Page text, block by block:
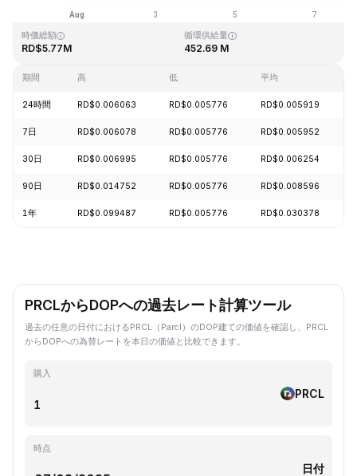
RD$0.736957 RD$0.005587
時価総額
RD$5.77M
循環供給量
452.69 M
期間 高 低 平均
24時間 RD$0.006063 RD$0.005776 RD$0.005919
7日 RD$0.006078 RD$0.005776 RD$0.005952
30日 RD$0.006995 RD$0.005776 RD$0.006254
90日 RD$0.014752 RD$0.005776 RD$0.008596
1年 RD$0.099487 RD$0.005776 RD$0.030378
PRCLからDOPへの過去レート計算ツール
過去の任意の日付におけるPRCL（Parcl）のDOP建ての価値を確認し、PRCL
からDOPへの為替レートを本日の価値と比較できます。
購入
PRCL
時点
日付